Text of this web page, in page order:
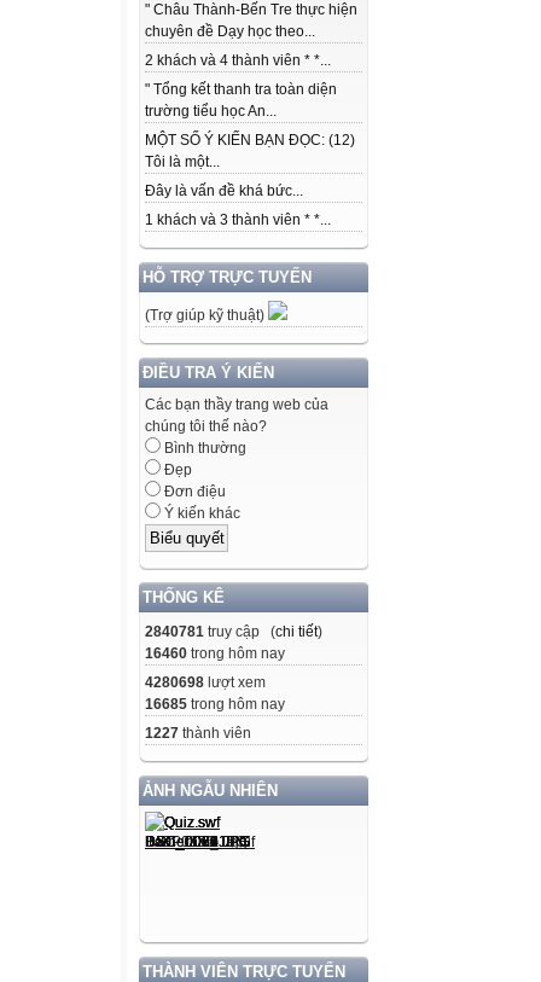
" Châu Thành-Bến Tre thực hiện
chuyên đề Dạy học theo...
2 khách và 4 thành viên * *...
" Tổng kết thanh tra toàn diện
trường tiểu học An...
MỘT SỐ Ý KIẾN BẠN ĐỌC: (12)
Tôi là một...
Đây là vấn đề khá bức...
1 khách và 3 thành viên * *...
HỖ TRỢ TRỰC TUYẾN
(Trợ giúp kỹ thuật)
ĐIỀU TRA Ý KIẾN
Các bạn thầy trang web của
chúng tôi thế nào?
Bình thường
Đẹp
Đơn điệu
Ý kiến khác
THỐNG KÊ
2840781 truy cập (chi tiết)
16460 trong hôm nay
4280698 lượt xem
16685 trong hôm nay
1227 thành viên
ẢNH NGẪU NHIÊN
THÀNH VIÊN TRỰC TUYẾN